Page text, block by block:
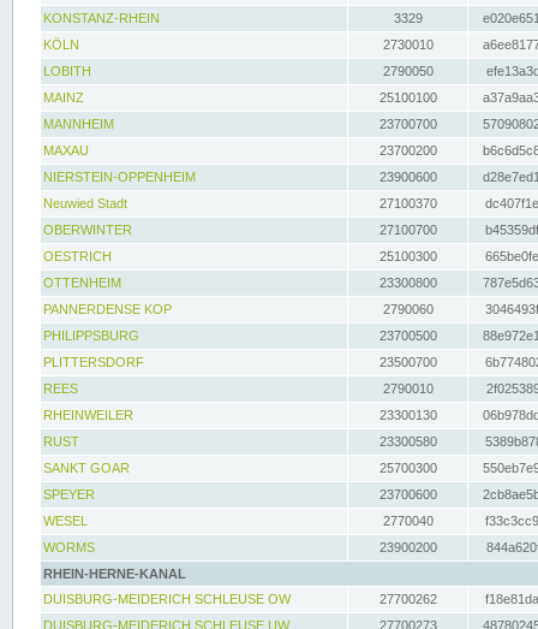
KONSTANZ-RHEIN
3329
KÖLN
2730010
LOBITH
2790050
MAINZ
25100100
MANNHEIM
23700700
MAXAU
23700200
NIERSTEIN-OPPENHEIM
23900600
Neuwied Stadt
27100370
OBERWINTER
27100700
OESTRICH
25100300
OTTENHEIM
23300800
PANNERDENSE KOP
2790060
PHILIPPSBURG
23700500
PLITTERSDORF
23500700
REES
2790010
RHEINWEILER
23300130
RUST
23300580
SANKT GOAR
25700300
SPEYER
23700600
WESEL
2770040
WORMS
23900200
RHEIN-HERNE-KANAL
DUISBURG-MEIDERICH SCHLEUSE OW
27700262
DUISBURG-MEIDERICH SCHLEUSE UW
27700273